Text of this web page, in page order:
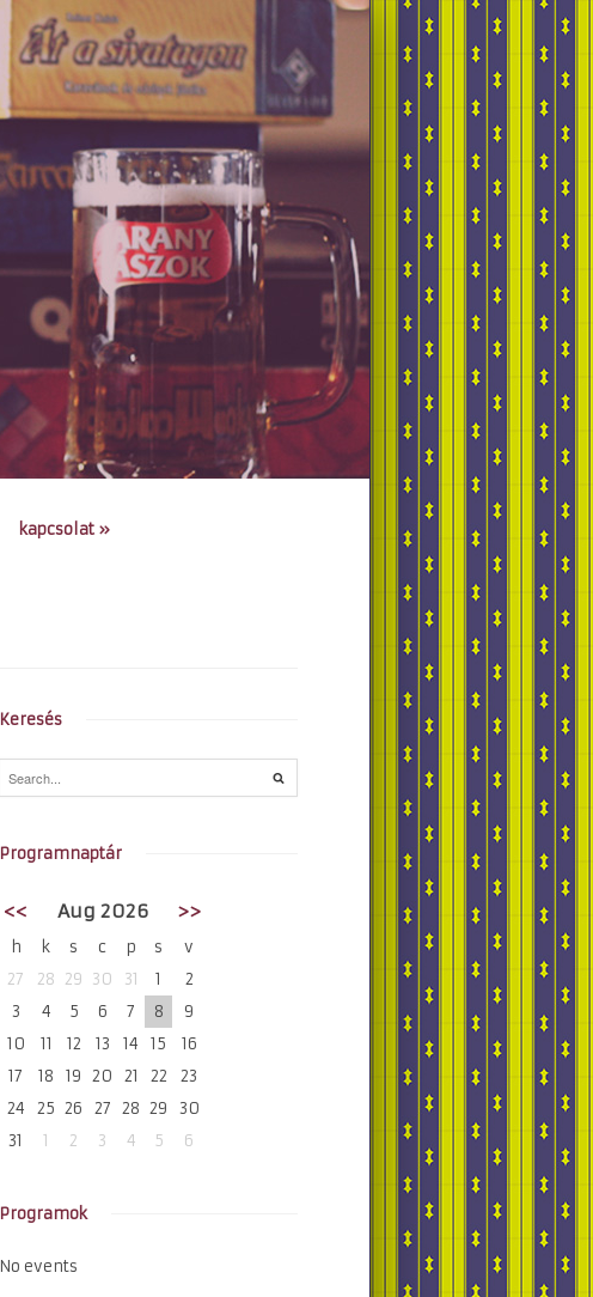
kapcsolat »
Keresés
Programnaptár
<< Aug 2026 >>
h k s c p s
v
27
28 29 30 31 1
2
3
4 5 6 7 8
9
10
11 12 13 14 15
16
17
18 19 20 21 22
23
24
25 26 27 28 29
30
31
1 2 3 4 5 6
Programok
No events